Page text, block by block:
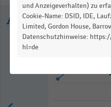
Ausgewählte
und Anzeigeverhalten) zu
Cookie-Name: DSID, IDE,
Limited, Gordon House,
Datenschutzhinweise:
hl=de